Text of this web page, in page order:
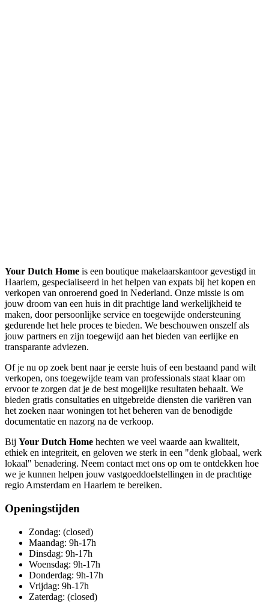
Your Dutch Home is een boutique makelaarskantoor gevestigd in
Haarlem, gespecialiseerd in het helpen van expats bij het kopen en
verkopen van onroerend goed in Nederland. Onze missie is om
jouw droom van een huis in dit prachtige land werkelijkheid te
maken, door persoonlijke service en toegewijde ondersteuning
gedurende het hele proces te bieden. We beschouwen onszelf als
jouw partners en zijn toegewijd aan het bieden van eerlijke en
transparante adviezen.
Of je nu op zoek bent naar je eerste huis of een bestaand pand wilt
verkopen, ons toegewijde team van professionals staat klaar om
ervoor te zorgen dat je de best mogelijke resultaten behaalt. We
bieden gratis consultaties en uitgebreide diensten die variëren van
het zoeken naar woningen tot het beheren van de benodigde
documentatie en nazorg na de verkoop.
Bij Your Dutch Home hechten we veel waarde aan kwaliteit,
ethiek en integriteit, en geloven we sterk in een "denk globaal, werk
lokaal" benadering. Neem contact met ons op om te ontdekken hoe
we je kunnen helpen jouw vastgoeddoelstellingen in de prachtige
regio Amsterdam en Haarlem te bereiken.
Openingstijden
Zondag: (closed)
Maandag: 9h-17h
Dinsdag: 9h-17h
Woensdag: 9h-17h
Donderdag: 9h-17h
Vrijdag: 9h-17h
Zaterdag: (closed)